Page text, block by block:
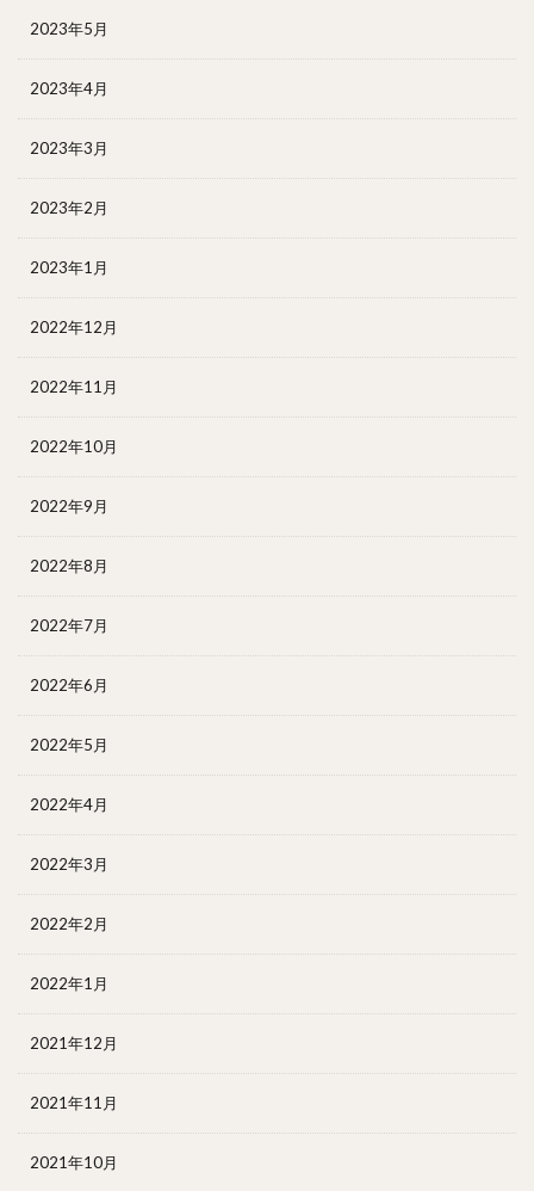
2023年5月
2023年4月
2023年3月
2023年2月
2023年1月
2022年12月
2022年11月
2022年10月
2022年9月
2022年8月
2022年7月
2022年6月
2022年5月
2022年4月
2022年3月
2022年2月
2022年1月
2021年12月
2021年11月
2021年10月